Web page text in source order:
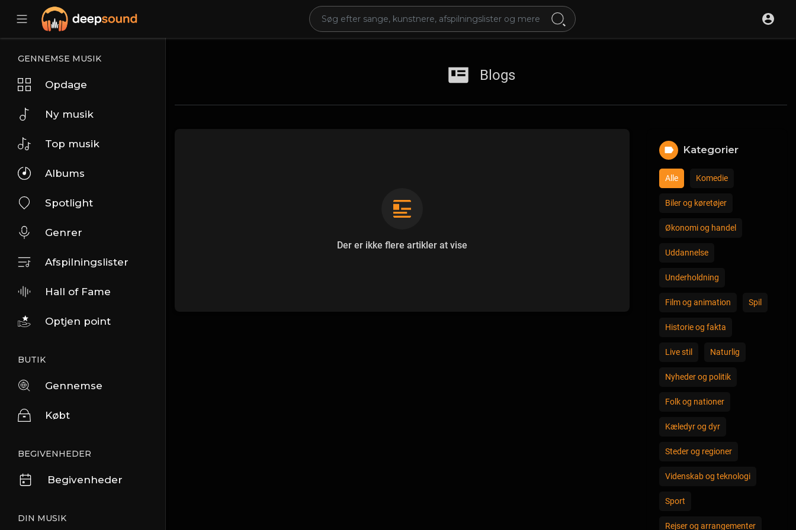
GENNEMSE MUSIK
Opdage
Ny musik
Top musik
Albums
Spotlight
Genrer
Afspilningslister
Hall of Fame
Optjen point
BUTIK
Gennemse
Købt
BEGIVENHEDER
Begivenheder
DIN MUSIK
Blogs
Der er ikke flere artikler at vise
Kategorier
Alle Komedie
Biler og køretøjer
Økonomi og handel
Uddannelse
Underholdning
Film og animation Spil
Historie og fakta
Live stil Naturlig
Nyheder og politik
Folk og nationer
Kæledyr og dyr
Steder og regioner
Videnskab og teknologi
Sport
Rejser og arrangementer